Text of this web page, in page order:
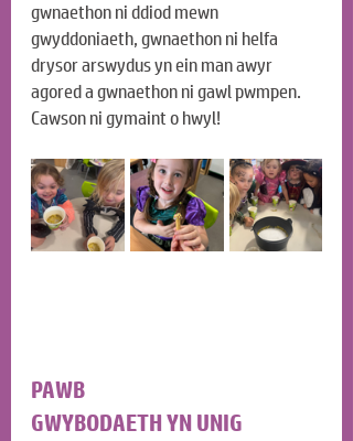
gwnaethon ni ddiod mewn
gwyddoniaeth, gwnaethon ni helfa
drysor arswydus yn ein man awyr
agored a gwnaethon ni gawl pwmpen.
Cawson ni gymaint o hwyl!
PAWB
GWYBODAETH YN UNIG